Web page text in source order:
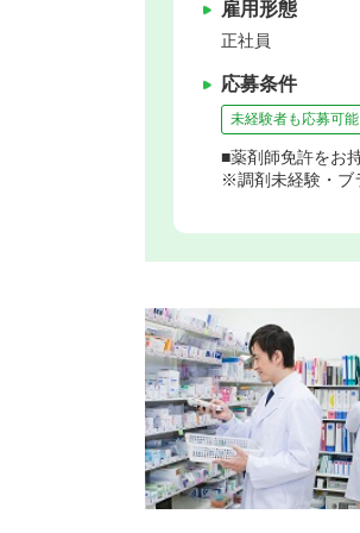
雇用形態
正社員
応募条件
未経験者も応募可能
■薬剤師免許をお
※調剤未経験・ブ